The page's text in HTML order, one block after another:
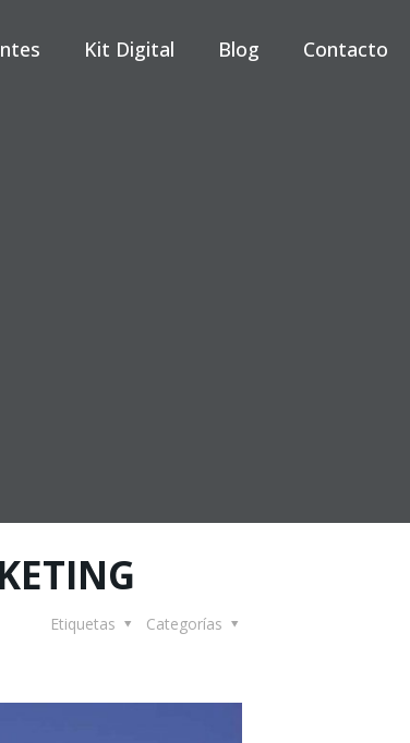
Kit Digital Blog Contacto
Categorías
Etiquetas